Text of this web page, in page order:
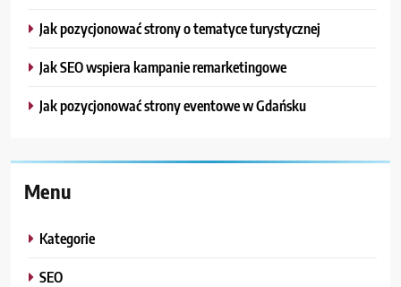
Jak pozycjonować strony o tematyce turystycznej
Jak SEO wspiera kampanie remarketingowe
Jak pozycjonować strony eventowe w Gdańsku
Menu
Kategorie
SEO